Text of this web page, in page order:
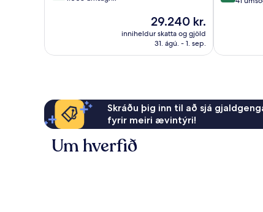
Verðið
er
29.240 kr.
29.240 kr.
inniheldur skatta og gjöld
31. ágú. - 1. sep.
Skráðu þig inn til að sjá
fyrir meiri ævintýri!
Um hverfið